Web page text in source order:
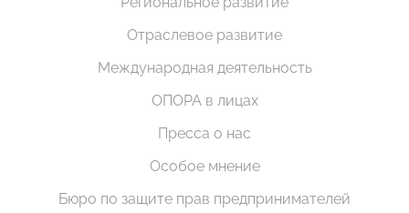
Отраслевое развитие
Международная деятельность
ОПОРА в лицах
Пресса о нас
Особое мнение
Бюро по защите прав предпринимателей